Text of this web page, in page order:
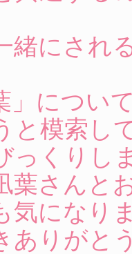
緒にされ
」につい
と模索し
っくりし
葉さんと
気になり
ありがと